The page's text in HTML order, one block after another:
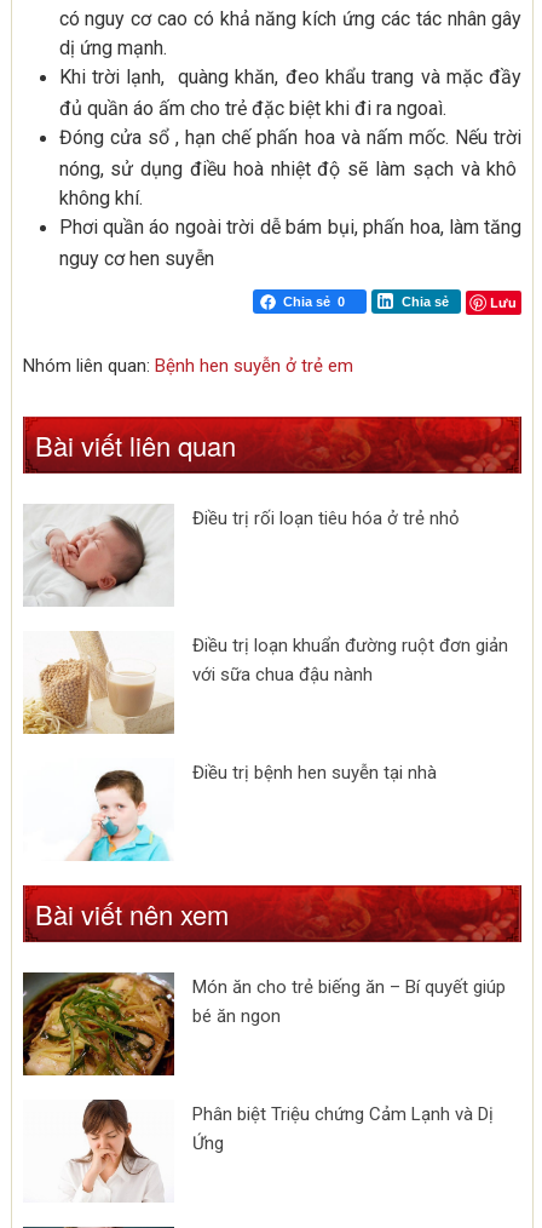
có nguy cơ cao có khả năng kích ứng các tác nhân gây
dị ứng mạnh.
Khi trời lạnh, quàng khăn, đeo khẩu trang và mặc đầy
đủ quần áo ấm cho trẻ đặc biệt khi đi ra ngoaì.
Đóng cửa sổ , hạn chế phấn hoa và nấm mốc. Nếu trời
nóng, sử dụng điều hoà nhiệt độ sẽ làm sạch và khô
không khí.
Phơi quần áo ngoài trời dễ bám bụi, phấn hoa, làm tăng
nguy cơ hen suyễn
Chia sẻ 0 Chia sẻ Lưu
Nhóm liên quan: Bệnh hen suyễn ở trẻ em
Bài viết liên quan
Điều trị rối loạn tiêu hóa ở trẻ nhỏ
Điều trị loạn khuẩn đường ruột đơn giản
với sữa chua đậu nành
Điều trị bệnh hen suyễn tại nhà
Bài viết nên xem
Món ăn cho trẻ biếng ăn – Bí quyết giúp
bé ăn ngon
Phân biệt Triệu chứng Cảm Lạnh và Dị
Ứng